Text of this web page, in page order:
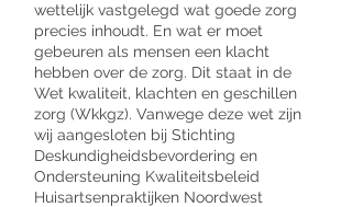
wettelijk vastgelegd wat goede zorg
precies inhoudt. En wat er moet
gebeuren als mensen een klacht
hebben over de zorg. Dit staat in de
Wet kwaliteit, klachten en geschillen
zorg (Wkkgz). Vanwege deze wet zijn
wij aangesloten bij Stichting
Deskundigheidsbevordering en
Ondersteuning Kwaliteitsbeleid
Huisartsenpraktijken Noordwest